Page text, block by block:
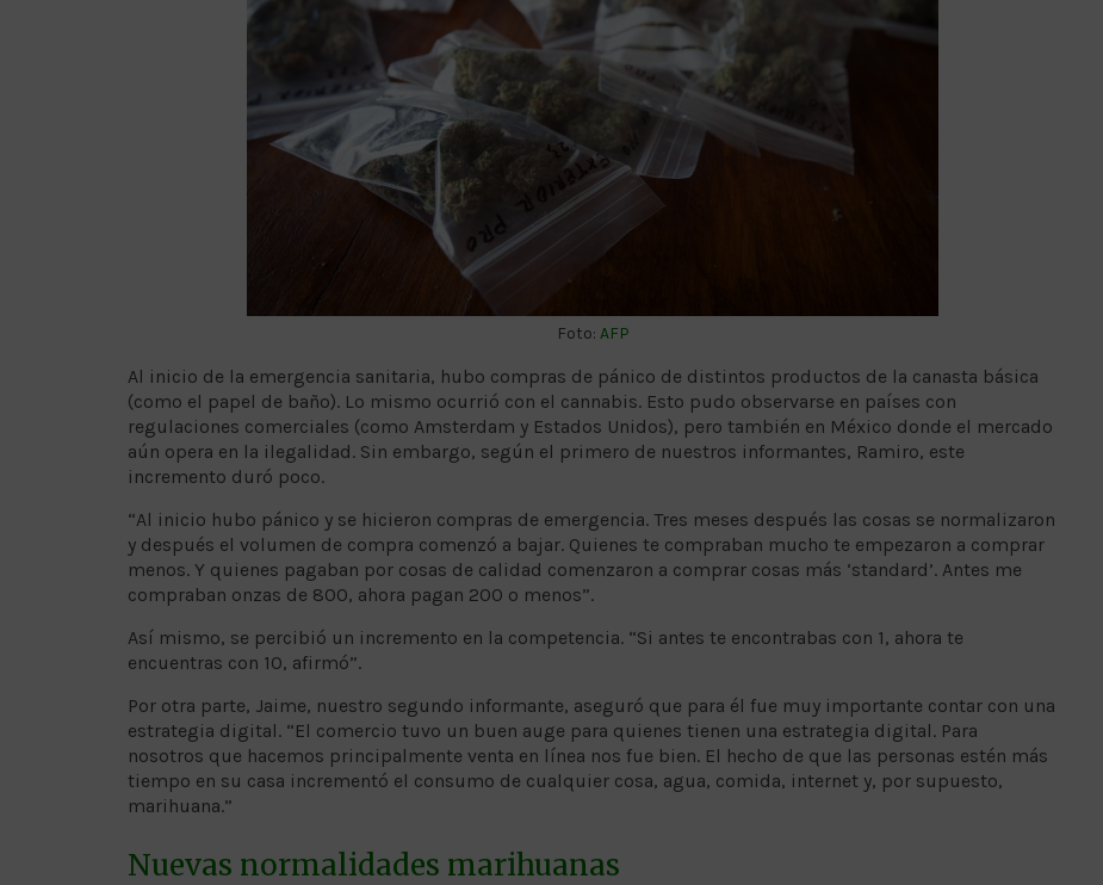
Foto: AFP
Al inicio de la emergencia sanitaria, hubo compras de pánico de distintos productos de la canasta básica
(como el papel de baño). Lo mismo ocurrió con el cannabis. Esto pudo observarse en países con
regulaciones comerciales (como Amsterdam y Estados Unidos), pero también en México donde el mercado
aún opera en la ilegalidad. Sin embargo, según el primero de nuestros informantes, Ramiro, este
incremento duró poco.
“Al inicio hubo pánico y se hicieron compras de emergencia. Tres meses después las cosas se normalizaron
y después el volumen de compra comenzó a bajar. Quienes te compraban mucho te empezaron a comprar
menos. Y quienes pagaban por cosas de calidad comenzaron a comprar cosas más ‘standard’. Antes me
compraban onzas de 800, ahora pagan 200 o menos”.
Así mismo, se percibió un incremento en la competencia. “Si antes te encontrabas con 1, ahora te
encuentras con 10, afirmó”.
Por otra parte, Jaime, nuestro segundo informante, aseguró que para él fue muy importante contar con una
estrategia digital. “El comercio tuvo un buen auge para quienes tienen una estrategia digital. Para
nosotros que hacemos principalmente venta en línea nos fue bien. El hecho de que las personas estén más
tiempo en su casa incrementó el consumo de cualquier cosa, agua, comida, internet y, por supuesto,
marihuana.”
Nuevas normalidades marihuanas